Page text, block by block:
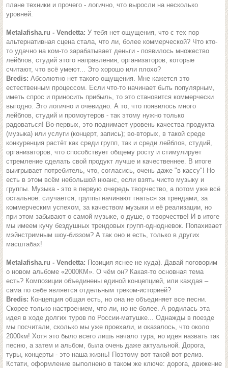
плане техники и прочего - логично, что выросли на несколько
уровней.
Metalafisha.ru - Vendetta: У тебя нет ощущения, что с тех пор
альтернативная сцена стала, что ли, более коммерческой? Что кто-
то удачно на ком-то зарабатывает деньги - появилось множество
лейблов, студий этого направления, организаторов, которые
считают, что всё умеют... Это хорошо или плохо?
Bredis: Абсолютно нет такого ощущения. Мне кажется это
естественным процессом. Если что-то начинает быть популярным,
иметь спрос и приносить прибыль, то это становится коммерчески
выгодно. Это логично и очевидно. А то, что появилось много
лейблов, студий и промоутеров - так этому нужно только
радоваться! Во-первых, это поднимает уровень качества продукта
(музыка) или услуги (концерт, запись); во-вторых, в такой среде
конкуренция растёт как среди групп, так и среди лейблов, студий,
организаторов, что способствует общему росту и стимулирует
стремление сделать свой продукт лучше и качественнее. В итоге
выигрывает потребитель, что, согласись, очень даже "в кассу"! Но
есть в этом всём небольшой нюанс, если взять чисто музыку и
группы. Музыка - это в первую очередь творчество, а потом уже всё
остальное: случается, группы начинают гнаться за трендами, за
коммерческим успехом, за качеством музыки и её реализации, но
при этом забывают о самой музыке, о душе, о творчестве! И в итоге
мы имеем кучу бездушных трендовых групп-однодневок. Попахивает
мэйнстримным шоу-биззом? А так оно и есть, только в других
масштабах!
Metalafisha.ru - Vendetta: Позиция яснее не куда). Давай поговорим
о новом альбоме «2000КМ». О чём он? Какая-то основная тема
есть? Композиции объединены единой концепцией, или каждая –
сама по себе является отдельным треком-историей?
Bredis: Концепция общая есть, но она не объединяет все песни.
Скорее только настроением, что ли, но не более. А родилась эта
идея в ходе долгих туров по России-матушке... Однажды в поезде
мы посчитали, сколько мы уже проехали, и оказалось, что около
2000км! Хотя это было всего лишь начало тура, но идея назвать так
песню, а затем и альбом, была очень даже актуальной. Дорога,
туры, концерты - это наша жизнь! Поэтому вот такой вот релиз.
Кстати, оформление выполнено в таком же ключе: дорога, движение